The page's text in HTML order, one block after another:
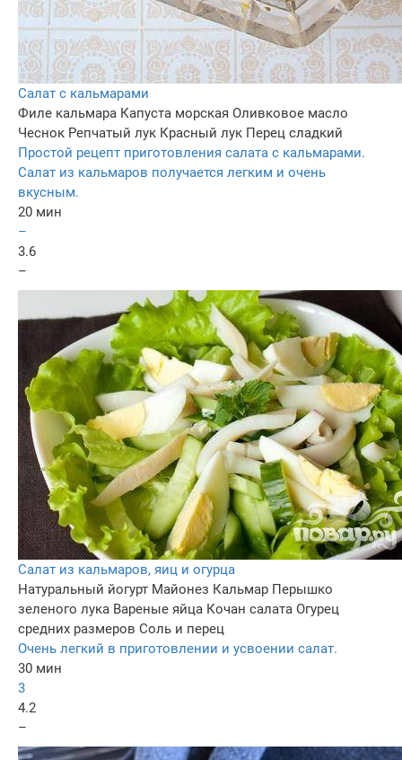
Салат с кальмарами
Филе кальмара Капуста морская Оливковое масло
Чеснок Репчатый лук Красный лук Перец сладкий
Простой рецепт приготовления салата с кальмарами.
Салат из кальмаров получается легким и очень
вкусным.
20 мин
–
3.6
–
Салат из кальмаров, яиц и огурца
Натуральный йогурт Майонез Кальмар Перышко
зеленого лука Вареные яйца Кочан салата Огурец
средних размеров Соль и перец
Очень легкий в приготовлении и усвоении салат.
30 мин
3
4.2
–